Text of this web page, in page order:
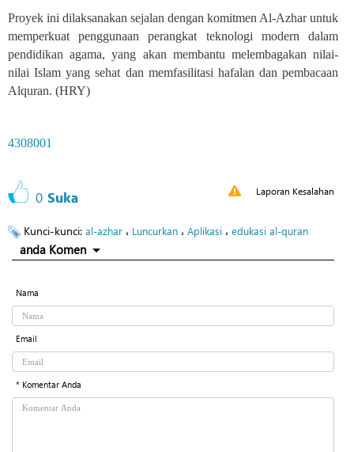
Proyek ini dilaksanakan sejalan dengan komitmen Al-Azhar untuk
memperkuat penggunaan perangkat teknologi modern dalam
pendidikan agama, yang akan membantu melembagakan nilai-
nilai Islam yang sehat dan memfasilitasi hafalan dan pembacaan
Alquran. (HRY)
4308001
0 Suka Laporan Kesalahan
Kunci-kunci: al-azhar ، Luncurkan ، Aplikasi ، edukasi al-quran
anda Komen
Nama
Email
* Komentar Anda